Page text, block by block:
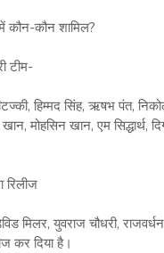
कौन शामिल?
टीम-
हिम्मद सिंह, ऋषभ पंत,
मोहसिन खान, एम सिद्धार्थ,
रिलीज
युवराज चौधरी, राजवर्धन
कर दिया है।